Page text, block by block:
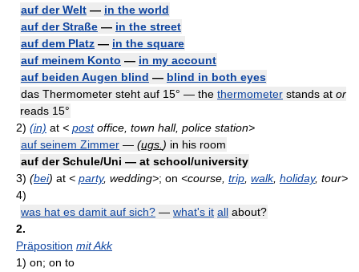
auf der Welt — in the world
auf der Straße — in the street
auf dem Platz — in the square
auf meinem Konto — in my account
auf beiden Augen blind — blind in both eyes
das Thermometer steht auf 15° — the thermometer stands at or
reads 15°
2) (in) at < postoffice, town hall, police station>
auf seinem Zimmer — (ugs. ) in his room
auf der Schule/Uni — at school/university
3) (bei) at < party, wedding>; on <course, trip walk, holiday, tour>
4)
was hat es damit auf sich? — what's it all about?
2.
Präposition mit Akk
1) on; on to